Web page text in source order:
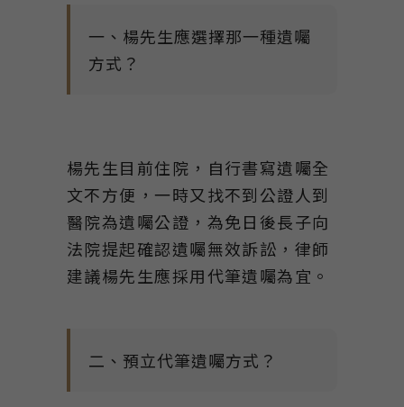
一、楊先生應選擇那一種遺囑
方式？
楊先生目前住院，自行書寫遺囑全
文不方便，一時又找不到公證人到
醫院為遺囑公證，為免日後長子向
法院提起確認遺囑無效訴訟，律師
建議楊先生應採用代筆遺囑為宜。
二、預立代筆遺囑方式？